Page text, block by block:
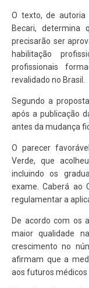
O texto, de autoria
Becari, determina
precisarão ser
habilitação
profissionais
revalidado no Brasil.
Segundo a
após a publicação
antes da mudança
O parecer
Verde, que
incluindo os
exame. Caberá ao
regulamentar a
De acordo com os
maior qualidade
crescimento no
afirmam que a
aos futuros médicos